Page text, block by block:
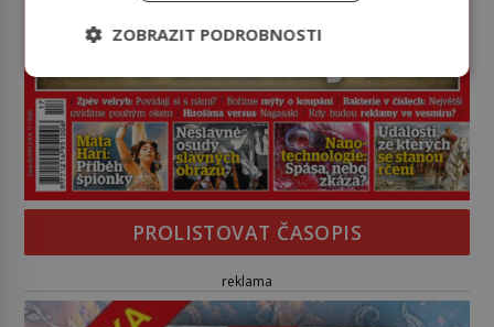
PROLISTOVAT ČASOPIS
reklama
ZOBRAZIT PODROBNOSTI